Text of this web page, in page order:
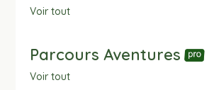
Voir tout
Parcours Aventures
Voir tout